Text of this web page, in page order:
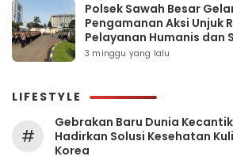
Polsek Sawah Besar
Pengamanan Aksi Unjuk
Pelayanan Humanis dan
3 minggu yang lalu
LIFESTYLE
#
Gebrakan Baru Dunia
Hadirkan Solusi Kesehatan
Korea